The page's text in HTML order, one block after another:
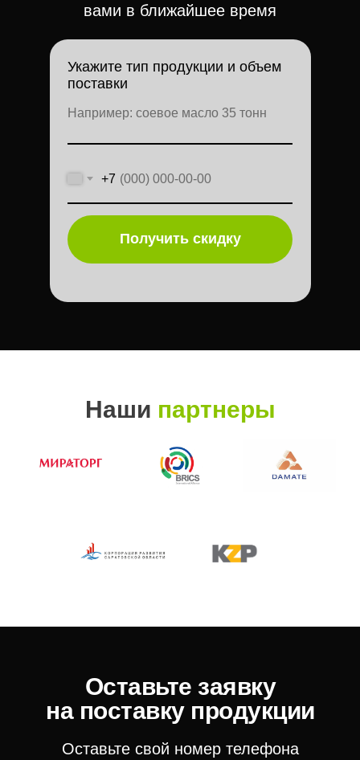
вами в ближайшее время
Укажите тип продукции и объем
поставки
+7
Получить скидку
Наши партнеры
Оставьте заявку
на поставку продукции
Оставьте свой номер телефона